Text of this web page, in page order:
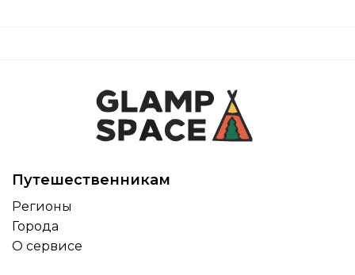
Путешественникам
Регионы
Города
О сервисе